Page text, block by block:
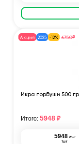
Акция 2025 -12% 6750₽
Икра горбуши 500
5948 ₽/шт
1шт
Итого: 5948₽